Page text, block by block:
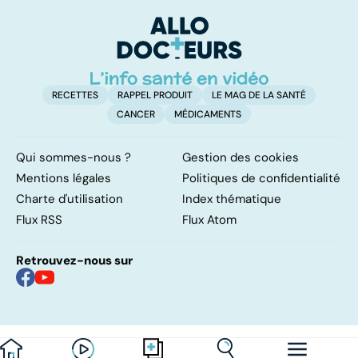
âgées
RECETTES RAPPEL PRODUIT
LE MAG DE LA SANTÉ
CANCER
MÉDICAMENTS
Qui sommes-nous ?
Gestion des cookies
Mentions légales
Politiques de confidentialité
Charte d'utilisation
Index thématique
Flux RSS
Flux Atom
Retrouvez-nous sur